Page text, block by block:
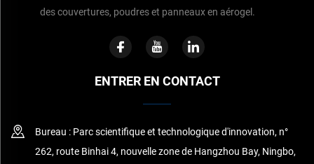
des couvertures, poudres et panneaux en aérogel.
ENTRER EN CONTACT
Bureau : Parc scientifique et technologique d'innovation, n°
262, route Binhai 4, nouvelle zone de Hangzhou Bay, Ningbo,